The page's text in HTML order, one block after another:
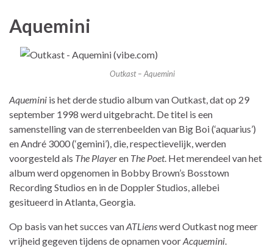
Aquemini
Outkast – Aquemini
Aquemini is het derde studio album van Outkast, dat op 29
september 1998 werd uitgebracht. De titel is een
samenstelling van de sterrenbeelden van Big Boi (‘aquarius’)
en André 3000 (‘gemini’), die, respectievelijk, werden
voorgesteld als The Playeren The Poet. Het merendeel van het
album werd opgenomen in Bobby Brown’s Bosstown
Recording Studios en in de Doppler Studios, allebei
gesitueerd in Atlanta, Georgia.
Op basis van het succes vanATLienswerd Outkast nog meer
vrijheid gegeven tijdens de opnamen voorAcquemini.